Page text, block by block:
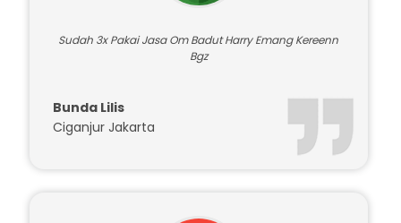
Sudah 3x Pakai Jasa Om Badut Harry Emang Kereenn
Bgz
Bunda Lilis
Ciganjur Jakarta